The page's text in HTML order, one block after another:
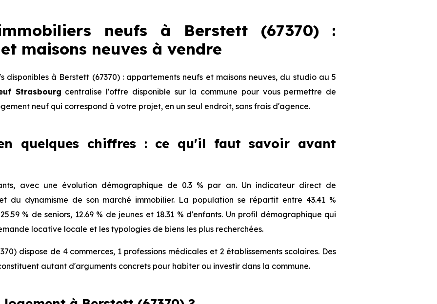
neufs à Berstett (67370) :
maisons neuves à vendre
disponibles à Berstett (67370) : appartements neufs et maisons neuves, du studio au 5
Strasbourg centralise l'offre disponible sur la commune pour vous permettre de
neuf qui correspond à votre projet, en un seul endroit, sans frais d'agence.
quelques chiffres : ce qu'il faut savoir avant
avec une évolution démographique de 0.3 % par an. Un indicateur direct de
du dynamisme de son marché immobilier. La population se répartit entre 43.41 %
% de seniors, 12.69 % de jeunes et 18.31 % d'enfants. Un profil démographique qui
locative locale et les typologies de biens les plus recherchées.
dispose de 4 commerces, 1 professions médicales et 2 établissements scolaires. Des
autant d'arguments concrets pour habiter ou investir dans la commune.